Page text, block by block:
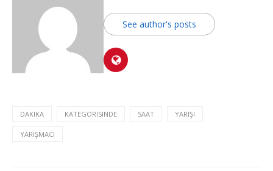
See author's posts
DAKIKA KATEGORISINDE SAAT YARIŞI
YARIŞMACI